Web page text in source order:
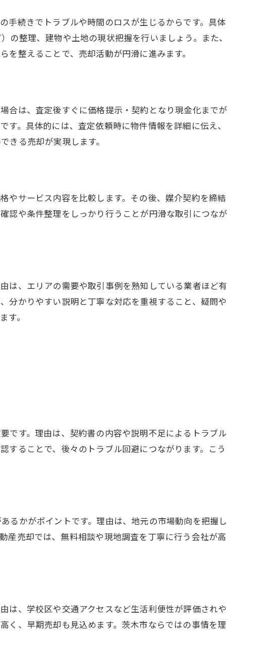
のコツ
法
ック
意
ト
手続きでトラブルや時間のロスが生じるからです。具体
の整理、建物や土地の現状把握を行いましょう。また、
を整えることで、売却活動が円滑に進みます。
は、査定後すぐに価格提示・契約となり現金化までが
。具体的には、査定依頼時に物件情報を詳細に伝え、
きる売却が実現します。
やサービス内容を比較します。その後、媒介契約を締結
認や条件整理をしっかり行うことが円滑な取引につなが
は、エリアの需要や取引事例を熟知している業者ほど有
分かりやすい説明と丁寧な対応を重視すること、疑問や
す。
です。理由は、契約書の内容や説明不足によるトラブル
することで、後々のトラブル回避につながります。こう
るかがポイントです。理由は、地元の市場動向を把握し
産売却では、無料相談や現地調査を丁寧に行う会社が高
は、学校区や交通アクセスなど生活利便性が評価されや
く、早期売却も見込めます。茨木市ならではの事情を理